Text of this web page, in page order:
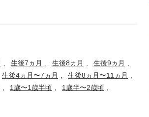
生後7ヵ月 生後8ヵ月
生後9ヵ月
生後4ヵ月〜7ヵ月
生後8ヵ月〜11ヵ月
1歳〜1歳半頃
1歳半〜2歳頃